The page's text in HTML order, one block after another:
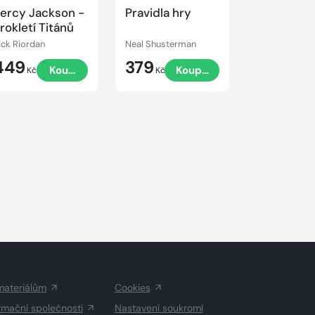
Jackson -
Titánů
Riordan
Kč Koupit
Pravidla hry
Neal Shusterman
379 Kč Koupit
společnosti
Cookies
Nastavení soukromí